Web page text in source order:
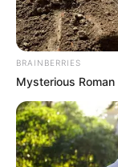
Flip This
Be $245 But $14
STOPWATT
เว็บไซต์นี้ใช้คุกกี้
เพื่อการนำเสนอเนื้อห
ประสบการณ์ที่ดีบนบริก
ไม่มีการปรับตั้งค่าใดๆ
บุคคลของเรา
ยอมรับ เรียน
BRAINBERRIES
Mysterious